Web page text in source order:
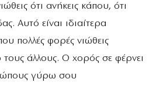
ότι ανήκεις κάπου, ότι
Αυτό είναι ιδιαίτερα
πολλές φορές νιώθεις
άλλους. Ο χορός σε φέρνει
γύρω σου